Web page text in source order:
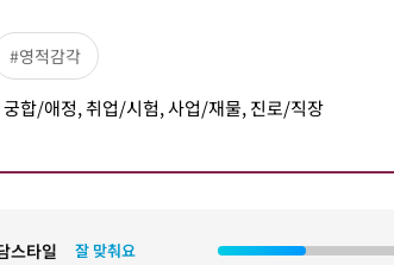
#영적감각
궁합/애정, 취업/시험, 사업/재물, 진로/직장
스타일 잘 맞춰요